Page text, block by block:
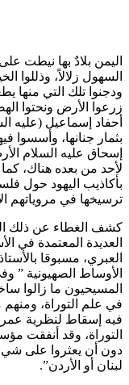
اليمن بلادٌ بها نيطت
السهول زلالاً، وذللوا
ودجنوا تلك التي منها
زرعوا الأرض ونحتوا
أحفاد إسماعيل (عليه
بثمار جنانها، وأسسوا
إسحاق عليه السلام
لأحد من بعده هناك،
بأكاذيب اليهود حول
ترسيخها في مروياتهم
كشف الغطاء عن ذلك
العديدة المعتمدة في
العبري، مسبوقا
الأوساط الصهيونية ”
المسيحيون ما زالوا
في علم التوراة،
التوراة، وقد أنفقت
دون أن يعثروا على شيء
لبنان أو الأردن”.